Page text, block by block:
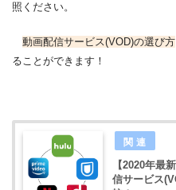
照ください。
動画配信サービス(VOD)の選び方
ることができます！
【2020年最
信サービス